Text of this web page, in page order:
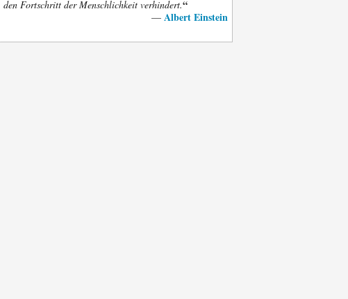
den Fortschritt der Menschlichkeit verhindert.“
— Albert Einstein